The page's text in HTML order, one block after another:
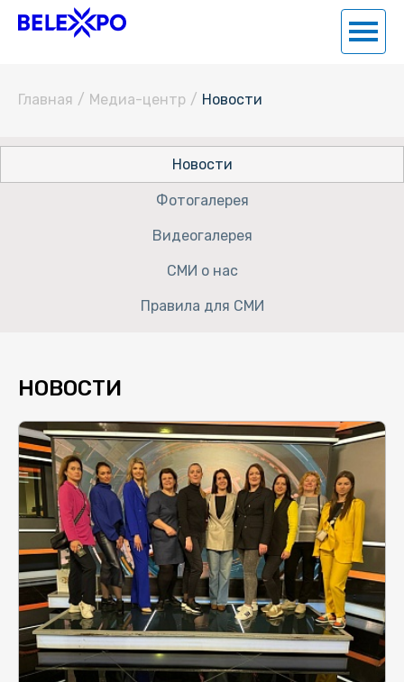
Главная / Медиа-центр / Новости
Новости
Фотогалерея
Видеогалерея
СМИ о нас
Правила для СМИ
НОВОСТИ